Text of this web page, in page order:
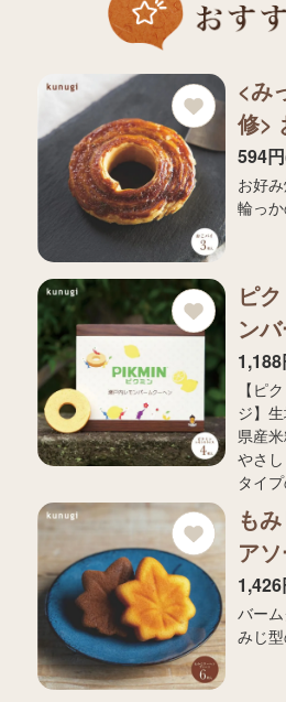
<み
修>
594
お好
輪っ
ピ
ン
【ピ
ジ】
県産
やさ
タイ
も
ア
バー
みじ